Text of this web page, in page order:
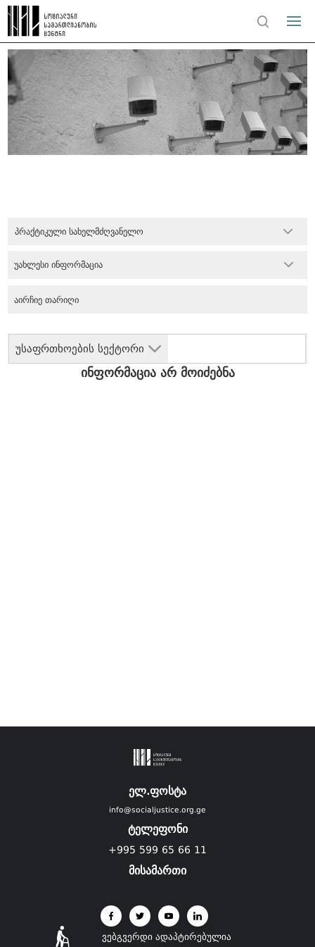
პრაქტიკული სახელმძღვანელო
უსაფრთხოების სექტორი
უახლესი ინფორმაცია
ინფორმაცია არ მოიძებნა
ელ.ფოსტა
info@socialjustice.org.ge
ტელეფონი
+995 599 65 66 11
მისამართი
ვებგვერდი ადაპტირებულია